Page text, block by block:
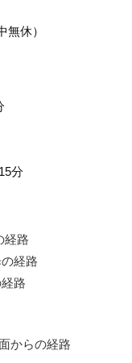
休）
分
経路
経路
路
からの経路